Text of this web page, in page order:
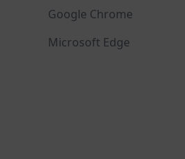
Google Chrome
Microsoft Edge